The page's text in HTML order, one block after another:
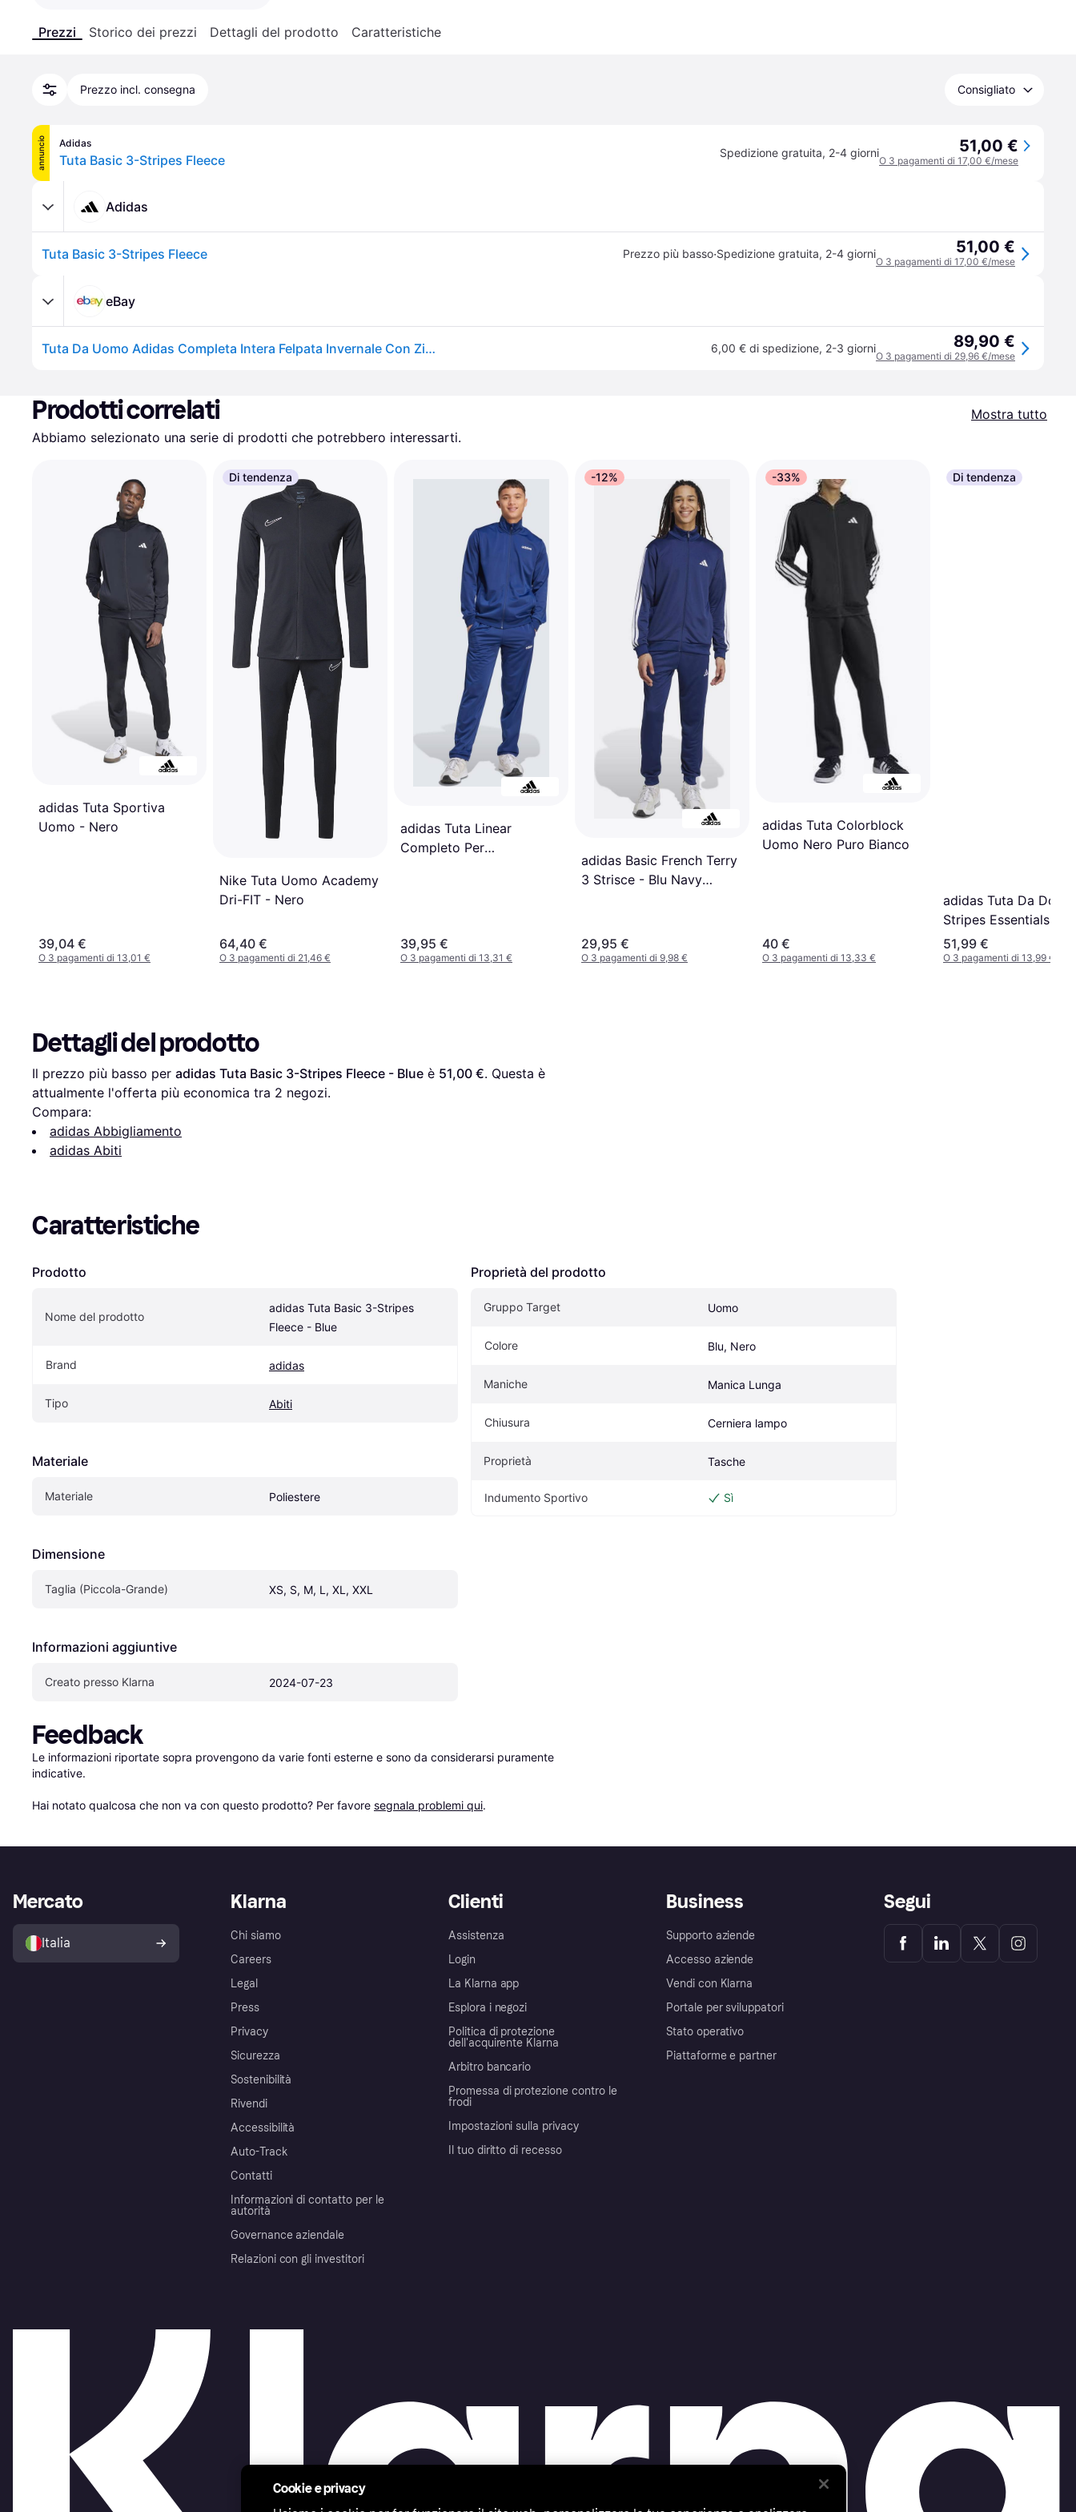
Prezzi Storico dei prezzi Dettagli del prodotto Caratteristiche
Prezzo incl. consegna Consigliato
annuncio Adidas
Tuta Basic 3-Stripes Fleece Spedizione gratuita, 2-4 giorni 51,00 €
O 3 pagamenti di 17,00 €/mese
Adidas
Tuta Basic 3-Stripes Fleece Prezzo più basso·Spedizione gratuita, 2-4 giorni 51,00 €
O 3 pagamenti di 17,00 €/mese
eBay
Tuta Da Uomo Adidas Completa Intera Felpata Invernale Con Zip Sportiva S M L 6,00 € di spedizione, 2-3 giorni 89,90 €
O 3 pagamenti di 29,96 €/mese
Prodotti correlati
Mostra tutto
Abbiamo selezionato una serie di prodotti che potrebbero interessarti.
adidas Tuta Sportiva
Uomo - Nero
39,04 €
O 3 pagamenti di 13,01 €
Di tendenza
Nike Tuta Uomo Academy
Dri-FIT - Nero
64,40 €
O 3 pagamenti di 21,46 €
adidas Tuta Linear
Completo Per
39,95 €
O 3 pagamenti di 13,31 €
-12%
adidas Basic French Terry
3 Strisce - Blu Navy
29,95 €
O 3 pagamenti di 9,98 €
-33%
adidas Tuta Colorblock
Uomo Nero Puro Bianco
40 €
O 3 pagamenti di 13,33 €
Di tendenza
adidas Tuta Da
Stripes Essentials -
51,99 €
O 3 pagamenti di 13,99 €
Dettagli del prodotto
Il prezzo più basso per adidas Tuta Basic 3-Stripes Fleece - Blue è 51,00 €. Questa è
attualmente l'offerta più economica tra 2 negozi.
Compara:
adidas Abbigliamento
adidas Abiti
Caratteristiche
Prodotto
Nome del prodotto
adidas Tuta Basic 3-Stripes
Fleece - Blue
Brand adidas
Tipo Abiti
Materiale
Materiale Poliestere
Dimensione
Taglia (Piccola-Grande) XS, S, M, L, XL, XXL
Informazioni aggiuntive
Creato presso Klarna 2024-07-23
Proprietà del prodotto
Gruppo Target Uomo
Colore Blu, Nero
Maniche Manica Lunga
Chiusura Cerniera lampo
Proprietà Tasche
Indumento Sportivo Sì
Feedback
Le informazioni riportate sopra provengono da varie fonti esterne e sono da considerarsi puramente
indicative.
Hai notato qualcosa che non va con questo prodotto? Per favore segnala problemi qui.
Klarna
Chi siamo
Careers
Legal
Press
Privacy
Sicurezza
Sostenibilità
Rivendi
Accessibilità
Auto-Track
Contatti
Informazioni di contatto per le
autorità
Governance aziendale
Relazioni con gli investitori
Clienti
Assistenza
Login
La Klarna app
Esplora i negozi
Politica di protezione
dell'acquirente Klarna
Arbitro bancario
Promessa di protezione contro le
frodi
Impostazioni sulla privacy
Il tuo diritto di recesso
Business
Supporto aziende
Accesso aziende
Vendi con Klarna
Portale per sviluppatori
Stato operativo
Piattaforme e partner
Mercato
Italia
Segui
Cookie e privacy